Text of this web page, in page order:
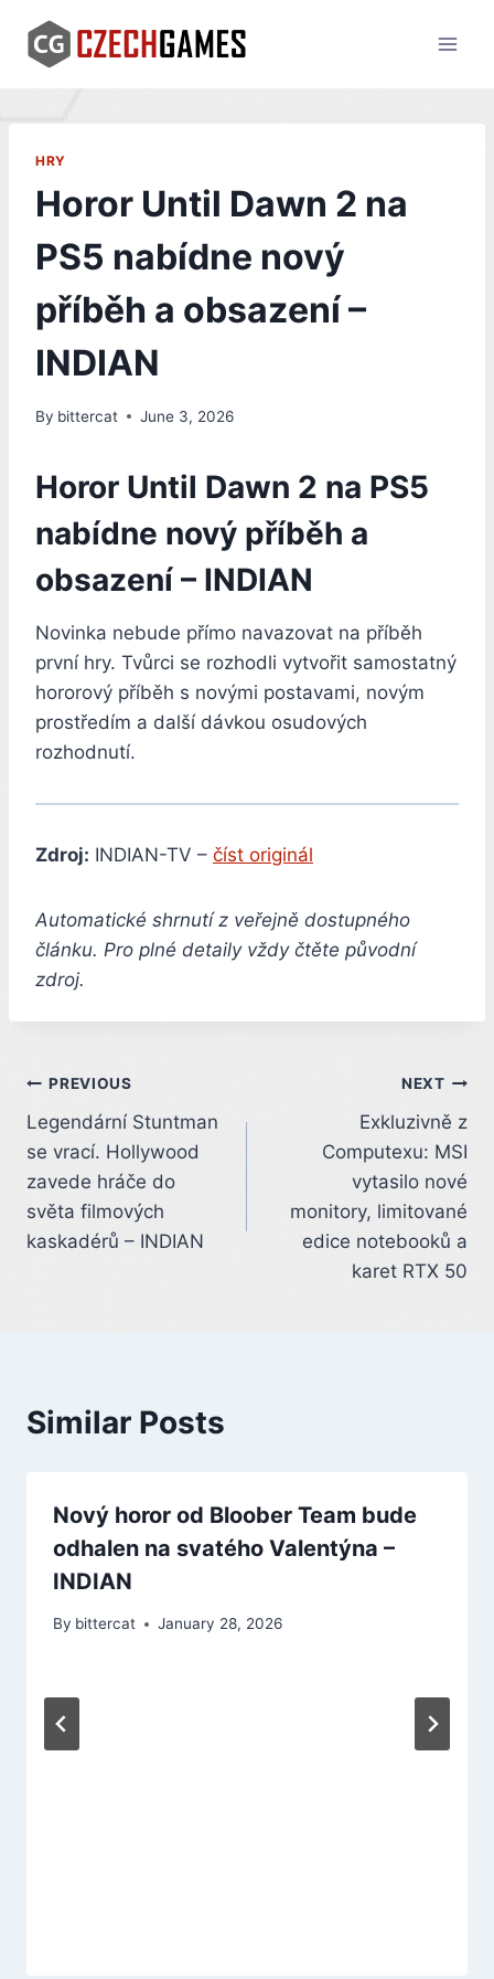
content
HRY
Horor Until Dawn 2 na
PS5 nabídne nový
příběh a obsazení –
INDIAN
By bittercat June 3, 2026
Horor Until Dawn 2 na PS5
nabídne nový příběh a
obsazení – INDIAN
Novinka nebude přímo navazovat na příběh
první hry. Tvůrci se rozhodli vytvořit samostatný
hororový příběh s novými postavami, novým
prostředím a další dávkou osudových
rozhodnutí.
Zdroj: INDIAN-TV – číst originál
Automatické shrnutí z veřejně dostupného
článku. Pro plné detaily vždy čtěte původní
zdroj.
Post
navigation
PREVIOUS
Legendární Stuntman
se vrací. Hollywood
zavede hráče do
světa filmových
kaskadérů – INDIAN
NEXT
Exkluzivně z
Computexu: MSI
vytasilo nové
monitory, limitované
edice notebooků a
karet RTX 50
Similar Posts
Nový horor od Bloober Team bude
odhalen na svatého Valentýna –
INDIAN
By bittercat January 28, 2026